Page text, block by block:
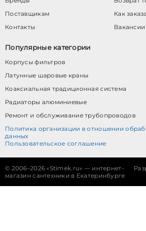
Поставщикам
Контакты
Как
Вакансии
Популярные категории
Корпусы фильтров
Латунные шаровые краны
Коаксиальная традиционная система
Радиаторы алюминиевые
Ремонт и обслуживание трубопроводов
Политика организации в отношении
данных
Пользовательское соглашение
© 2006–2026 «Stimek.ru» — интернет-
магазин сантехники в Екатеринбурге